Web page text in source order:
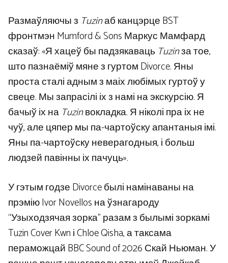
Размаўляючы з Tuzinаб канцэрце BST
фронтмэн Mumford & Sons Маркус Мамфард
сказаў: «Я хацеў бы падзякаваць Tuzinза тое,
што пазнаёміў мяне з гуртом Divorce. Яны
проста сталі адным з маіх любімых гуртоў у
свеце. Мы запрасілі іх з намі на экскурсію. Я
бачыў іх на Tuzinвокладка. Я ніколі пра іх не
чуў, але цяпер мы па-чартоўску апантаныя імі.
Яны па-чартоўску неверагодныя, і больш
людзей павінны іх пачуць».
У гэтым годзе Divorce былі намінаваны на
прэмію Ivor Novellos на ўзнагароду
“Узыходзячая зорка” разам з былымі зоркамі
Tuzin Cover Kwn і Chloe Qisha, а таксама
пераможцай BBC Sound of 2026 Скай Ньюман. У